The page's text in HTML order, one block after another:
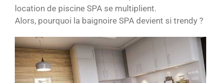
location de piscine SPA se multiplient.
Alors, pourquoi la baignoire SPA devient si trendy ?